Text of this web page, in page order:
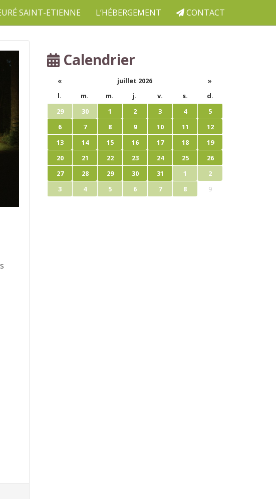
SAINT-ETIENNE L’HÉBERGEMENT CONTACT
Calendrier
« juillet 2026
»
l.
m. m. j. v. s.
d.
29
30 1 2 3 4
5
6
7 8 9 10 11
12
13
14 15 16 17 18
19
20
21 22 23 24 25
26
27
28 29 30 31 1
2
3
4 5 6 7 8 9